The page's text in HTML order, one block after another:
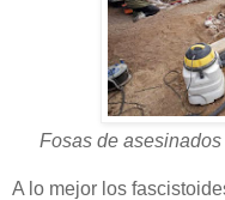
Fosas de
A lo mejor los